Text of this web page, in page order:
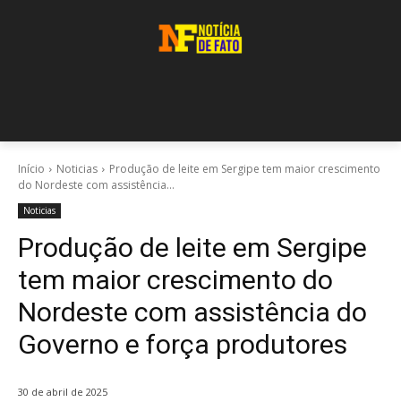
Início Noticias
Produção de leite em Sergipe tem maior crescimento
do Nordeste com assistência...
Noticias
Produção de leite em Sergipe
tem maior crescimento do
Nordeste com assistência do
Governo e força produtores
30 de abril de 2025